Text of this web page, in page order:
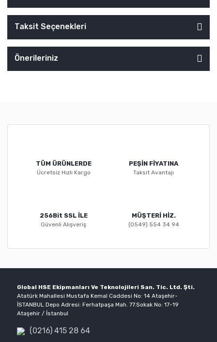
Taksit Seçenekleri
Önerileriniz
TÜM ÜRÜNLERDE
Ücretsiz Hızlı Kargo
PEŞİN FİYATINA
Taksit Avantajı
256Bit SSL İLE
Güvenli Alışveriş
MÜŞTERİ HİZ.
(0549) 554 34 94
Global HSE Ekipmanları Ve Teknolojileri San. Tic. Ltd. Şti.
Atatürk Mahallesi Mustafa Kemal Caddesi No: 14 Ataşehir-
İSTANBUL Depo Adresi: Ferhatpaşa Mah. 77.Sokak No: 17-19
Ataşehir / İstanbul
(0216) 415 28 64